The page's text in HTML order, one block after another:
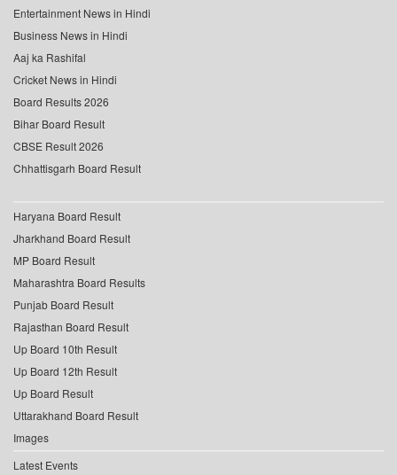
Entertainment News in Hindi
Business News in Hindi
Aaj ka Rashifal
Cricket News in Hindi
Board Results 2026
Bihar Board Result
CBSE Result 2026
Chhattisgarh Board Result
Haryana Board Result
Jharkhand Board Result
MP Board Result
Maharashtra Board Results
Punjab Board Result
Rajasthan Board Result
Up Board 10th Result
Up Board 12th Result
Up Board Result
Uttarakhand Board Result
Images
Latest Events